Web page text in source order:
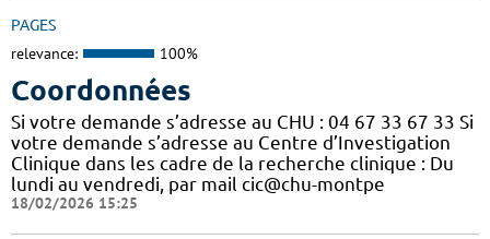
PAGES
relevance: 100%
Coordonnées
Si votre demande s’adresse au CHU : 04 67 33 67 33 Si
votre demande s’adresse au Centre d’Investigation
Clinique dans les cadre de la recherche clinique : Du
lundi au vendredi, par mail cic@chu-montpe
18/02/2026 15:25